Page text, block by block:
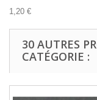
1,20 €
30 AUTRES
CATÉGORIE :